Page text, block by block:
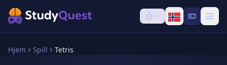
Hjem Spill Tetris